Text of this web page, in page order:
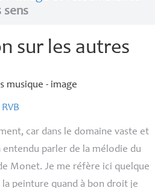
sens
sur les autres
musique - image
RVB
car dans le domaine vaste et
parler de la mélodie du
Monet. Je me réfère ici quelque
peinture quand à bon droit je